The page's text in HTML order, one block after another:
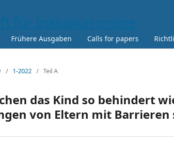
Frühere Ausgaben Calls for papers
/ 1-2022 / Teil A
das Kind so behindert
von Eltern mit